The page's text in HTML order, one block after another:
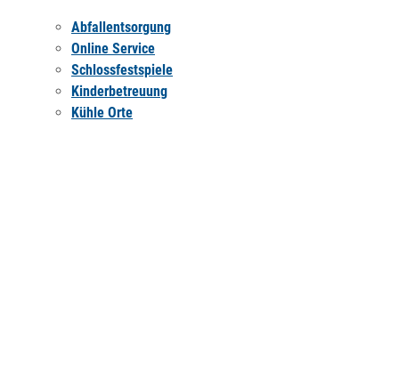
Abfallentsorgung
Online Service
Schlossfestspiele
Kinderbetreuung
Kühle Orte